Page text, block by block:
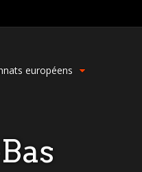
européens